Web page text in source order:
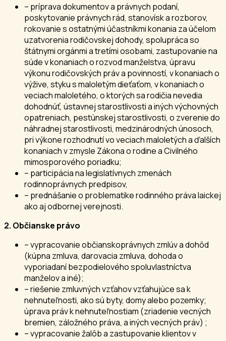
– príprava dokumentov a právnych podaní,
poskytovanie právnych rád, stanovísk a rozborov,
rokovanie s ostatnými účastníkmi konania za účelom
uzatvorenia rodičovskej dohody, spolupráca so
štátnymi orgánmi a tretími osobami, zastupovanie na
súde v konaniach o rozvod manželstva, úpravu
výkonu rodičovských práv a povinností, v konaniach o
výžive, styku s maloletým dieťaťom, v konaniach o
veciach maloletého, o ktorých sa rodičia nevedia
dohodnúť, ústavnej starostlivosti a iných výchovných
opatreniach, pestúnskej starostlivosti, o zverenie do
náhradnej starostlivosti, medzinárodných únosoch,
pri výkone rozhodnutí vo veciach maloletých a ďalších
konaniach v zmysle Zákona o rodine a Civilného
mimosporového poriadku;
– participácia na legislatívnych zmenách
rodinnoprávnych predpisov,
– prednášanie o problematike rodinného práva laickej
ako aj odbornej verejnosti.
2. Občianske právo
– vypracovanie občianskoprávnych zmlúv a dohôd
(kúpna zmluva, darovacia zmluva, dohoda o
vyporiadaní bezpodielového spoluvlastníctva
manželov a iné);
– riešenie zmluvných vzťahov vzťahujúce sa k
nehnuteľnosti, ako sú byty, domy alebo pozemky;
úprava práv k nehnuteľnostiam (zriadenie vecných
bremien, záložného práva, a iných vecných práv) ;
– vypracovanie žalôb a zastupovanie klientov v